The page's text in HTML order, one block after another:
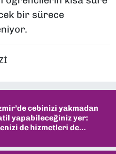
bir sürece
cebinizi yakmadan
yapabileceğiniz yer:
de hizmetleri de